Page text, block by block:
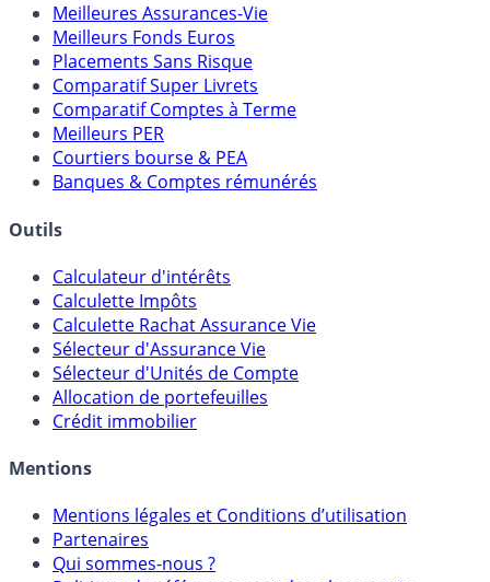
Meilleures Assurances-Vie
Meilleurs Fonds Euros
Placements Sans Risque
Comparatif Super Livrets
Comparatif Comptes à Terme
Meilleurs PER
Courtiers bourse & PEA
Banques & Comptes rémunérés
Outils
Calculateur d'intérêts
Calculette Impôts
Calculette Rachat Assurance Vie
Sélecteur d'Assurance Vie
Sélecteur d'Unités de Compte
Allocation de portefeuilles
Crédit immobilier
Mentions
Mentions légales et Conditions d’utilisation
Partenaires
Qui sommes-nous ?